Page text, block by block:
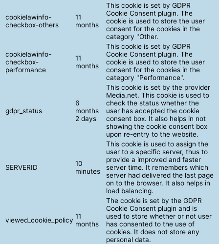
cookielawinfo-
checkbox-others
11
months
This cookie is set by GDPR
Cookie Consent plugin. The
cookie is used to store the user
consent for the cookies in the
category "Other.
cookielawinfo-
checkbox-
performance
11
months
This cookie is set by GDPR
Cookie Consent plugin. The
cookie is used to store the user
consent for the cookies in the
category "Performance".
gdpr_status
6
months
2 days
This cookie is set by the provider
Media.net. This cookie is used to
check the status whether the
user has accepted the cookie
consent box. It also helps in not
showing the cookie consent box
upon re-entry to the website.
SERVERID
10
minutes
This cookie is used to assign the
user to a specific server, thus to
provide a improved and faster
server time. It remembers which
server had delivered the last page
on to the browser. It also helps in
load balancing.
viewed_cookie_policy 11
months
The cookie is set by the GDPR
Cookie Consent plugin and is
used to store whether or not user
has consented to the use of
cookies. It does not store any
personal data.